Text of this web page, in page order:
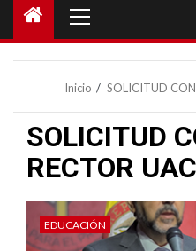
principal
Inicio SOLICITUD
SOLICITUD
RECTOR UAC
EDUCACIÓN